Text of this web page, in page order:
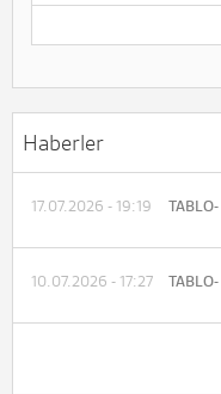
Haberler
17.07.2026 - 19:19
10.07.2026 - 17:27